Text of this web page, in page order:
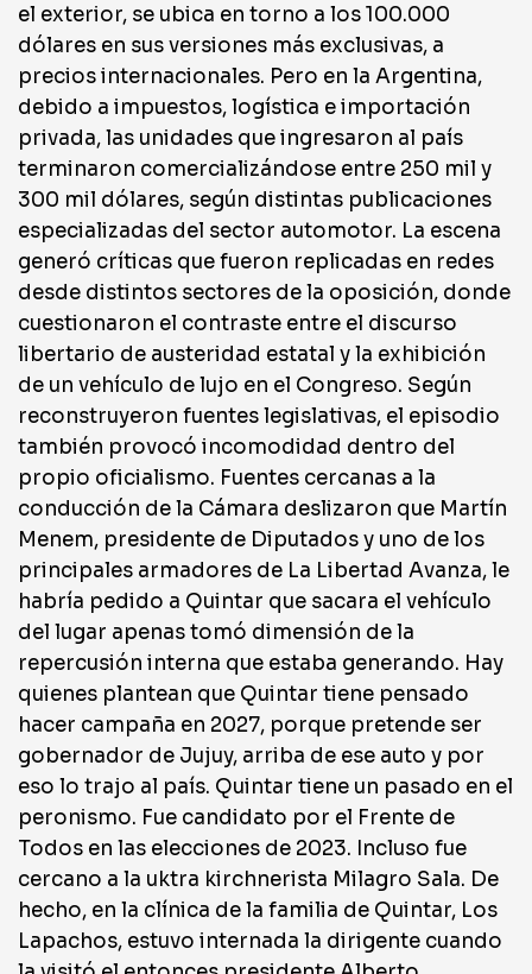
el exterior, se ubica en torno a los 100.000
dólares en sus versiones más exclusivas, a
precios internacionales. Pero en la Argentina,
debido a impuestos, logística e importación
privada, las unidades que ingresaron al país
terminaron comercializándose entre 250 mil y
300 mil dólares, según distintas publicaciones
especializadas del sector automotor. La escena
generó críticas que fueron replicadas en redes
desde distintos sectores de la oposición, donde
cuestionaron el contraste entre el discurso
libertario de austeridad estatal y la exhibición
de un vehículo de lujo en el Congreso. Según
reconstruyeron fuentes legislativas, el episodio
también provocó incomodidad dentro del
propio oficialismo. Fuentes cercanas a la
conducción de la Cámara deslizaron que Martín
Menem, presidente de Diputados y uno de los
principales armadores de La Libertad Avanza, le
habría pedido a Quintar que sacara el vehículo
del lugar apenas tomó dimensión de la
repercusión interna que estaba generando. Hay
quienes plantean que Quintar tiene pensado
hacer campaña en 2027, porque pretende ser
gobernador de Jujuy, arriba de ese auto y por
eso lo trajo al país. Quintar tiene un pasado en el
peronismo. Fue candidato por el Frente de
Todos en las elecciones de 2023. Incluso fue
cercano a la uktra kirchnerista Milagro Sala. De
hecho, en la clínica de la familia de Quintar, Los
Lapachos, estuvo internada la dirigente cuando